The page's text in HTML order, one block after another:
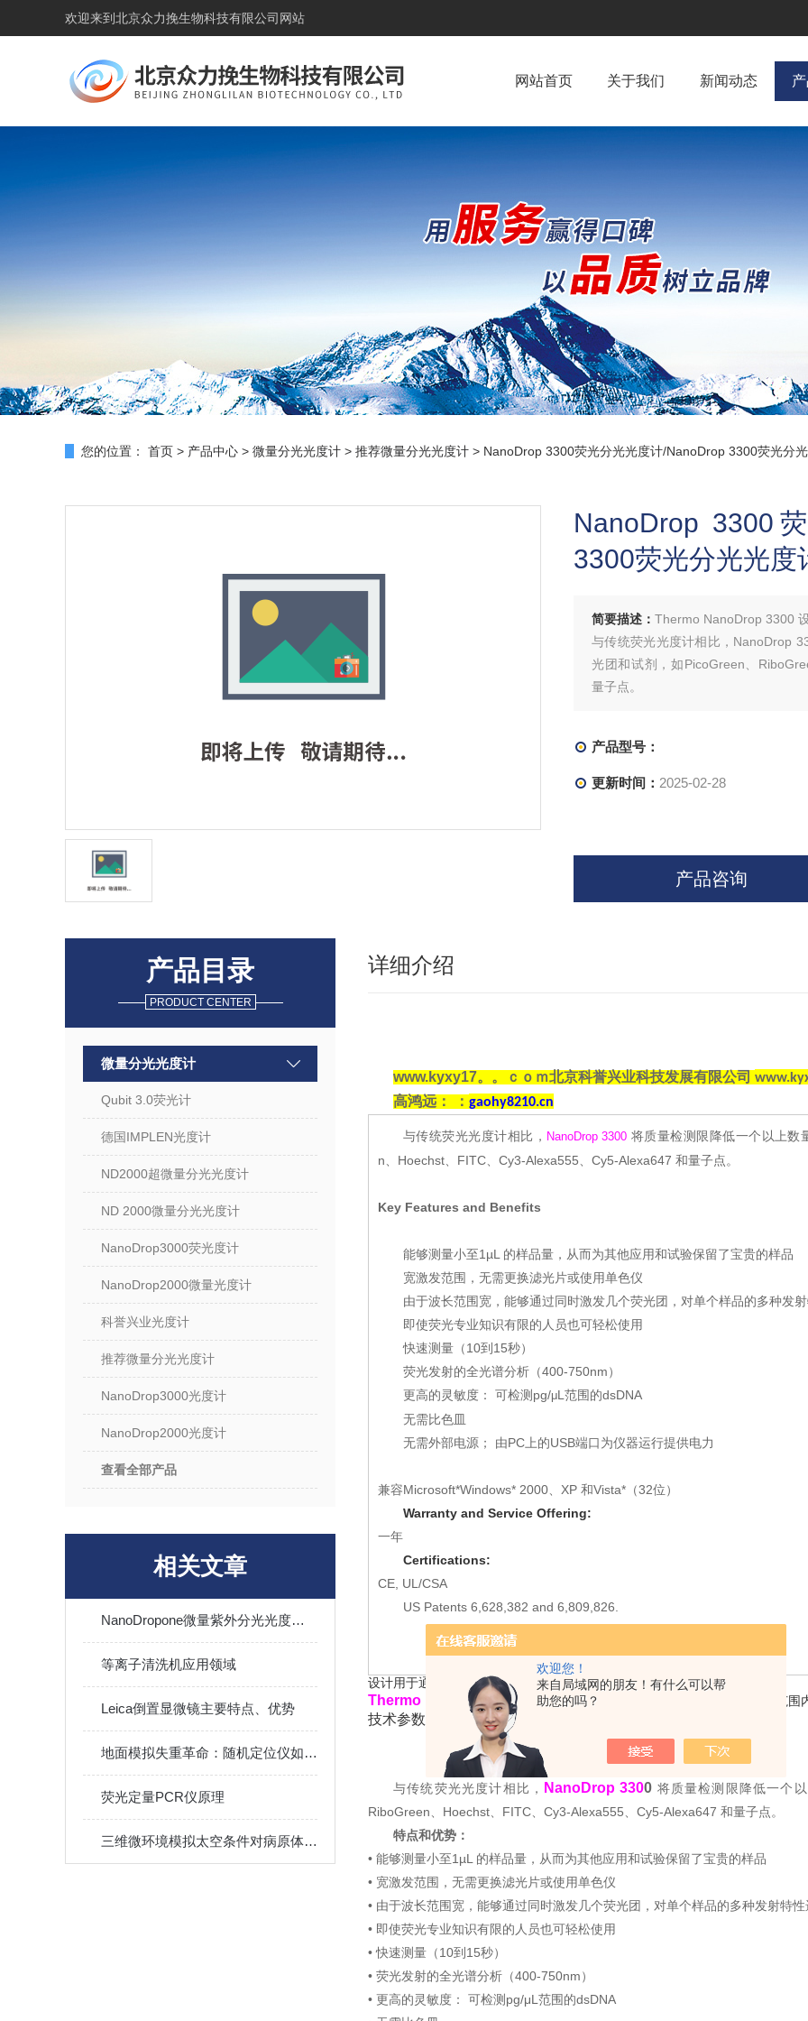
欢迎您！
来自局域网的朋友！有什么可以帮
助您的吗？
欢迎来到 北京众力挽生物科技有限公司网站
网站首页 关于我们 新闻动态
您的位置： 首页 > 产品中心 > 微量分光光度计 > 推荐微量分光光度计 > NanoDrop 3300荧光分光光度计/NanoDrop 3300荧光分
NanoDrop 3300
3300荧光分光光度
简要描述： Thermo NanoDrop 3300
与传统荧光光度计相比，NanoDrop
光团和试剂，如PicoGreen、
量子点。
产品型号：
更新时间： 2025-02-28
产品咨询
产品目录
PRODUCT CENTER
微量分光光度计
Qubit 3.0荧光计
德国IMPLEN光度计
ND2000超微量分光光度计
ND 2000微量分光光度计
NanoDrop3000荧光度计
NanoDrop2000微量光度计
科誉兴业光度计
推荐微量分光光度计
NanoDrop3000光度计
NanoDrop2000光度计
查看全部产品
相关文章
NanoDropone微量紫外分光光度计的原理与应用
等离子清洗机应用领域
Leica倒置显微镜主要特点、优势
地面模拟失重革命：随机定位仪如何改变传统太空细胞实验
荧光定量PCR仪原理
三维微环境模拟太空条件对病原体毒力因子的影响
详细介绍
www.kyxy17。。ｃｏｍ北京科誉兴业科技发展有限公司
高鸿远： ： gaohy8210.cn
与传统荧光光度计相比， NanoDrop 3300 将质量检测限降低一个以上数
n、Hoechst、FITC、Cy3-Alexa555、Cy5-Alexa647 和量子点。
Key Features and Benefits
能够测量小至1µL 的样品量，从而为其他应用和试验保留了宝贵的样品
宽激发范围，无需更换滤光片或使用单色仪
由于波长范围宽，能够通过同时激发几个荧光团，对单个样品的多种发
即使荧光专业知识有限的人员也可轻松使用
快速测量（10到15秒）
荧光发射的全光谱分析（400-750nm）
更高的灵敏度： 可检测pg/μL范围的dsDNA
无需比色皿
无需外部电源； 由PC上的USB端口为仪器运行提供电力
兼容Microsoft*Windows* 2000、XP 和Vista*（32位）
Warranty and Service Offering:
一年
Certifications:
CE, UL/CSA
US Patents 6,628,382 and 6,809,826.
设计用于通过荧光分析测定DNA和蛋白等样品的浓度。
Thermo NanoDrop 3300 荧光分光光度计 利用技术，可在很宽光谱范围
技术参数：
与传统荧光光度计相比， NanoDrop 3300 将质量检测限降低一个
RiboGreen、Hoechst、FITC、Cy3-Alexa555、Cy5-Alexa647 和量子点。
特点和优势：
• 能够测量小至1µL 的样品量，从而为其他应用和试验保留了宝贵的样品
• 宽激发范围，无需更换滤光片或使用单色仪
• 由于波长范围宽，能够通过同时激发几个荧光团，对单个样品的多种发射特性
• 即使荧光专业知识有限的人员也可轻松使用
• 快速测量（10到15秒）
• 荧光发射的全光谱分析（400-750nm）
• 更高的灵敏度： 可检测pg/μL范围的dsDNA